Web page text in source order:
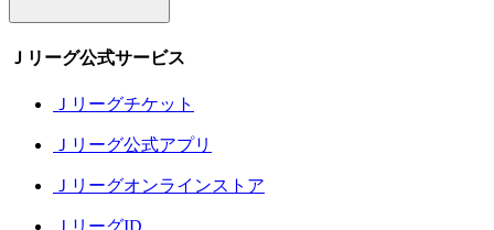
Ｊリーグ公式サービス
Ｊリーグチケット
Ｊリーグ公式アプリ
Ｊリーグオンラインストア
ＪリーグID